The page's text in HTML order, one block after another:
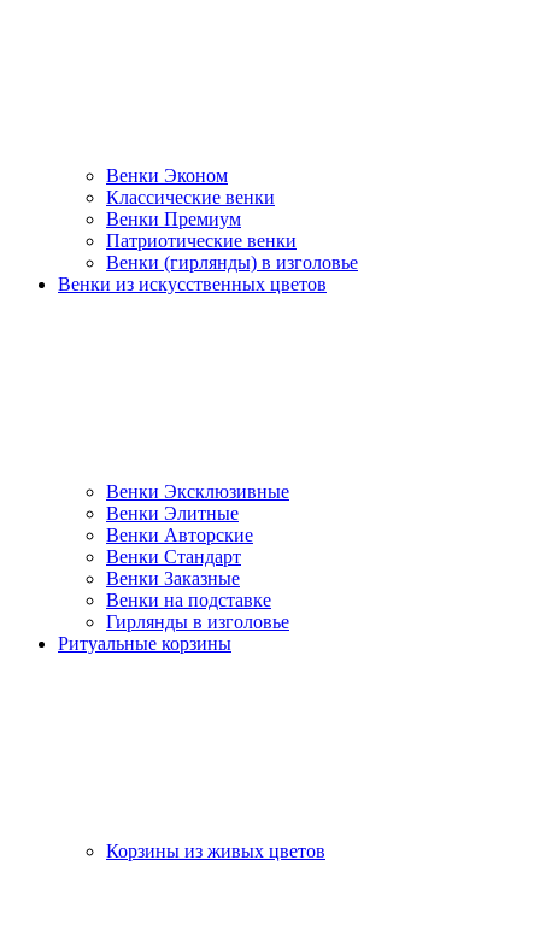
Венки Эконом
Классические венки
Венки Премиум
Патриотические венки
Венки (гирлянды) в изголовье
Венки из искусственных цветов
Венки Эксклюзивные
Венки Элитные
Венки Авторские
Венки Стандарт
Венки Заказные
Венки на подставке
Гирлянды в изголовье
Ритуальные корзины
Корзины из живых цветов